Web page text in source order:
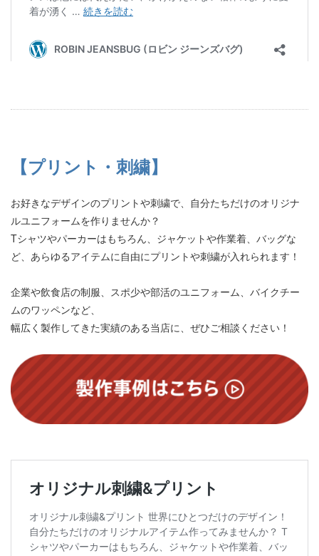
【プリント・刺繍】
お好きなデザインのプリントや刺繍で、自分たちだけのオリジナ
ルユニフォームを作りませんか？
Tシャツやパーカーはもちろん、ジャケットや作業着、バッグな
ど、あらゆるアイテムに自由にプリントや刺繍が入れられます！
企業や飲食店の制服、スポ少や部活のユニフォーム、バイクチー
ムのワッペンなど、
幅広く製作してきた実績のある当店に、ぜひご相談ください！